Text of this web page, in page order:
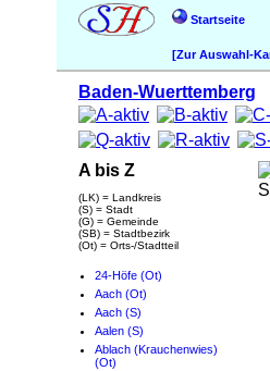
Startseite
[Zur Auswahl-
Baden-Wuerttemberg
A bis Z
(LK) = Landkreis
(S) = Stadt
(G) = Gemeinde
(SB) = Stadtbezirk
(Ot) = Orts-/Stadtteil
24-Höfe (Ot)
Aach (Ot)
Aach (S)
Aalen (S)
Ablach (Krauchenwies)
(Ot)